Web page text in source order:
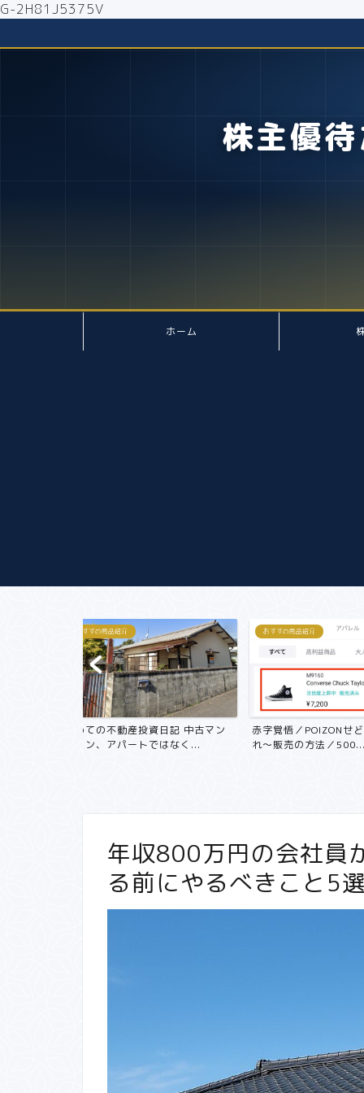
G-2H81J5375V
株主優
ホーム
おすすめ商品紹介
赤字覚悟／POIZONせどりの仕入
れ〜販売の方法／500...
株主優待
失敗しないクロ
方/SBI お得に株
年収800万円の会社員
る前にやるべきこと5